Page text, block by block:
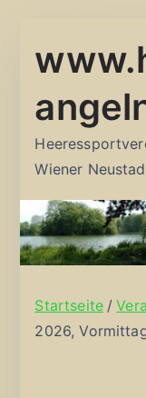
Inhalt
Wiener
Startseite
2026,